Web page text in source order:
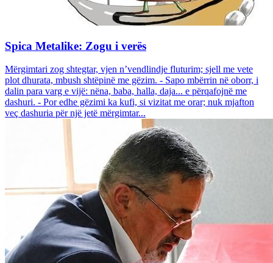
Spica Metalike: Zogu i verës
Mërgimtari zog shtegtar, vjen n’vendlindje fluturim; sjell me vete
plot dhurata, mbush shtëpinë me gëzim. - Sapo mbërrin në oborr, i
dalin para varg e vijë: nëna, baba, halla, daja... e përqafojnë me
dashuri. - Por edhe gëzimi ka kufi, si vizitat me orar; nuk mjafton
veç dashuria për një jetë mërgimtar...